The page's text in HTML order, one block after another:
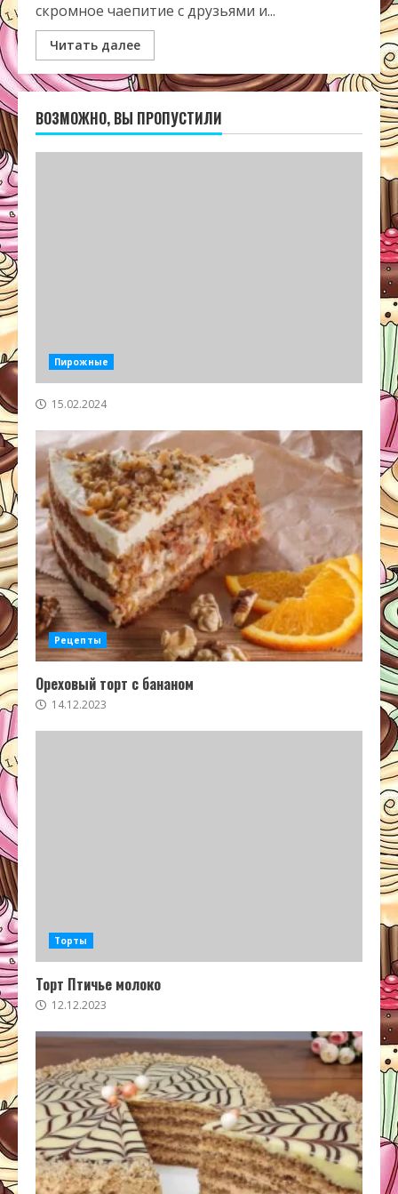
скромное чаепитие с друзьями и...
Читать далее
ВОЗМОЖНО, ВЫ ПРОПУСТИЛИ
Пирожные
15.02.2024
Рецепты
Ореховый торт с бананом
14.12.2023
Торты
Торт Птичье молоко
12.12.2023